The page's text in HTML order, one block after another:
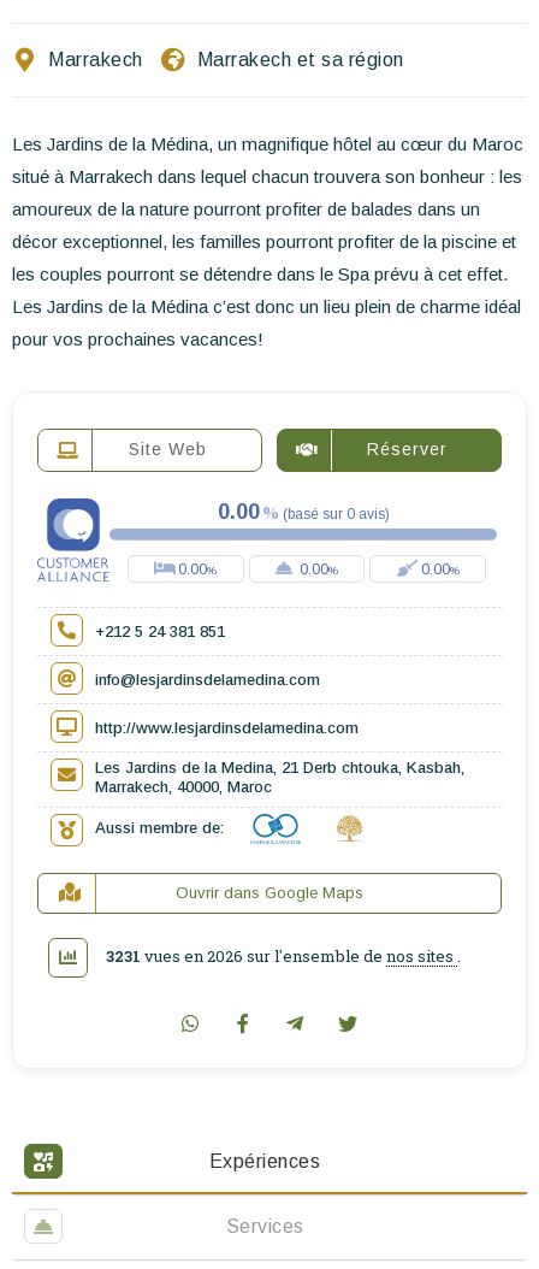
Marrakech Marrakech et sa région
Les Jardins de la Médina, un magnifique hôtel au cœur du Maroc
situé à Marrakech dans lequel chacun trouvera son bonheur : les
amoureux de la nature pourront profiter de balades dans un
décor exceptionnel, les familles pourront profiter de la piscine et
les couples pourront se détendre dans le Spa prévu à cet effet.
Les Jardins de la Médina c’est donc un lieu plein de charme idéal
pour vos prochaines vacances!
Expériences
Services
Site Web Réserver
0.00 (basé sur 0 avis)
0.00 0.00 0.00
+212 5 24 381 851
info@lesjardinsdelamedina.com
http://www.lesjardinsdelamedina.com
Les Jardins de la Medina, 21 Derb chtouka, Kasbah,
Marrakech, 40000, Maroc
Aussi membre de:
Ouvrir dans Google Maps
3231 vues en 2026 sur l'ensemble de nos sites